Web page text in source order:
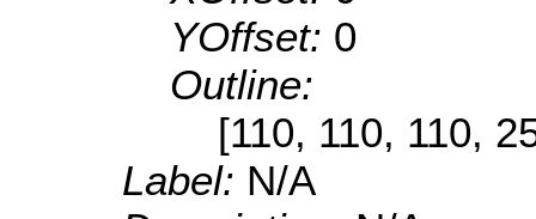
YOffset: 0
Outline:
[110, 110, 110,
Label: N/A